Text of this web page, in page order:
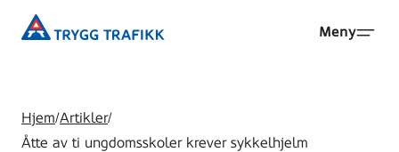
Trygg
Meny
Hjem/Artikler/
Åtte av ti ungdomsskoler krever sykkelhjelm